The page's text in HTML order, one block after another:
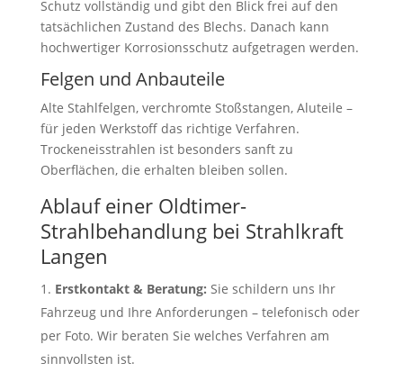
Schutz vollständig und gibt den Blick frei auf den
tatsächlichen Zustand des Blechs. Danach kann
hochwertiger Korrosionsschutz aufgetragen werden.
Felgen und Anbauteile
Alte Stahlfelgen, verchromte Stoßstangen, Aluteile –
für jeden Werkstoff das richtige Verfahren.
Trockeneisstrahlen ist besonders sanft zu
Oberflächen, die erhalten bleiben sollen.
Ablauf einer Oldtimer-
Strahlbehandlung bei Strahlkraft
Langen
Erstkontakt & Beratung: Sie schildern uns Ihr
Fahrzeug und Ihre Anforderungen – telefonisch oder
per Foto. Wir beraten Sie welches Verfahren am
sinnvollsten ist.